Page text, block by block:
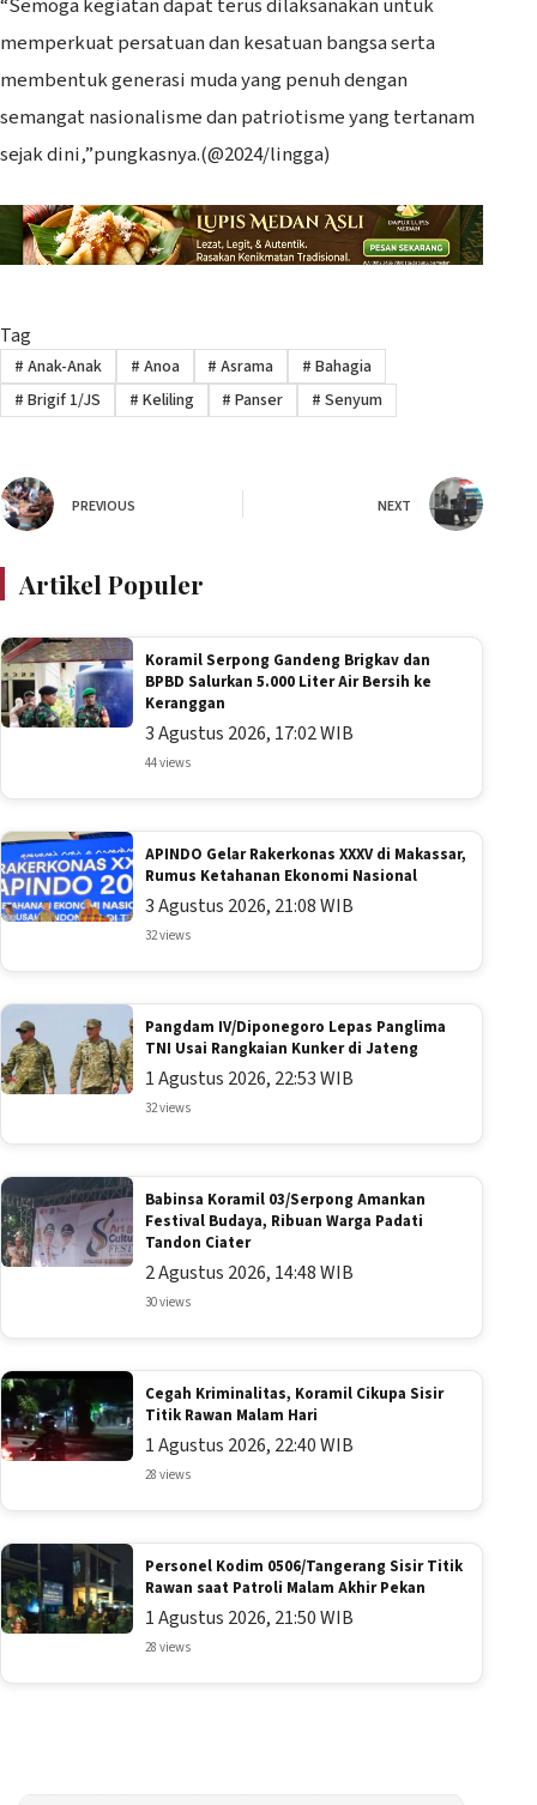
“Semoga kegiatan dapat terus dilaksanakan untuk
memperkuat persatuan dan kesatuan bangsa serta
membentuk generasi muda yang penuh dengan
semangat nasionalisme dan patriotisme yang tertanam
sejak dini,”pungkasnya.(@2024/lingga)
Tag
# Anak-Anak # Anoa # Asrama # Bahagia
# Brigif 1/JS # Keliling # Panser # Senyum
PREVIOUS NEXT
Artikel Populer
Koramil Serpong Gandeng Brigkav dan
BPBD Salurkan 5.000 Liter Air Bersih ke
Keranggan
3 Agustus 2026, 17:02 WIB
44 views
APINDO Gelar Rakerkonas XXXV di Makassar,
Rumus Ketahanan Ekonomi Nasional
3 Agustus 2026, 21:08 WIB
32 views
Pangdam IV/Diponegoro Lepas Panglima
TNI Usai Rangkaian Kunker di Jateng
1 Agustus 2026, 22:53 WIB
32 views
Babinsa Koramil 03/Serpong Amankan
Festival Budaya, Ribuan Warga Padati
Tandon Ciater
2 Agustus 2026, 14:48 WIB
30 views
Cegah Kriminalitas, Koramil Cikupa Sisir
Titik Rawan Malam Hari
1 Agustus 2026, 22:40 WIB
28 views
Personel Kodim 0506/Tangerang Sisir Titik
Rawan saat Patroli Malam Akhir Pekan
1 Agustus 2026, 21:50 WIB
28 views